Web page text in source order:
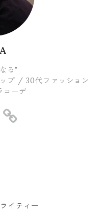
る"
プ / 30代ファッション
ーデ
イティー